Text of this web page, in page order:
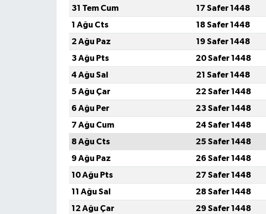
31 Tem Cum
17 Safer 1448
1 Ağu Cts
18 Safer 1448
2 Ağu Paz
19 Safer 1448
3 Ağu Pts
20 Safer 1448
4 Ağu Sal
21 Safer 1448
5 Ağu Çar
22 Safer 1448
6 Ağu Per
23 Safer 1448
7 Ağu Cum
24 Safer 1448
8 Ağu Cts
25 Safer 1448
9 Ağu Paz
26 Safer 1448
10 Ağu Pts
27 Safer 1448
11 Ağu Sal
28 Safer 1448
12 Ağu Çar
29 Safer 1448